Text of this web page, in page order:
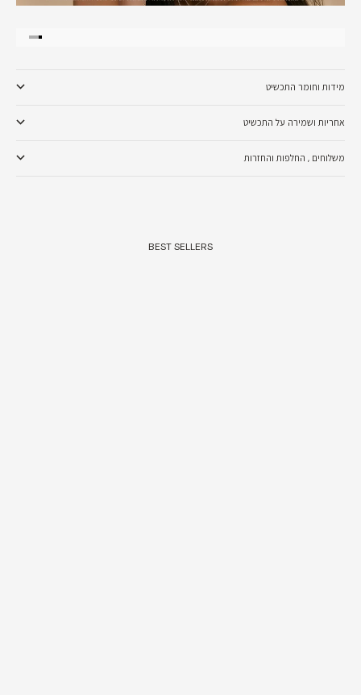
עבור לפריט
עבור
עבור
עבור
מידות וחומר התכשיט
אחריות ושמירה על התכשיט
משלוחים , החלפות והחזרות
BEST SELLERS